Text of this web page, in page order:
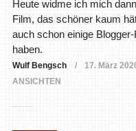
Heute widme ich mich
Film, das schöner kaum
auch schon einige
haben.
Wulf Bengsch 17. März
ANSICHTEN